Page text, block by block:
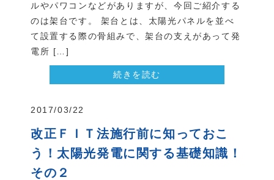
ルやパワコンなどがありますが、今回ご紹介する
のは架台です。 架台とは、太陽光パネルを並べ
て設置する際の骨組みで、架台の支えがあって発
電所 […]
続きを読む
2017/03/22
改正ＦＩＴ法施行前に知っておこ
う！太陽光発電に関する基礎知識！
その２